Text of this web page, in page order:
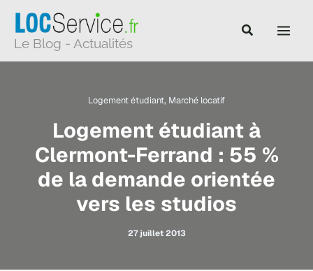
contenu
Le Blog - Actualités
Logement étudiant, Marché locatif
Logement étudiant à
Clermont-Ferrand : 55 %
de la demande orientée
vers les studios
27 juillet 2013